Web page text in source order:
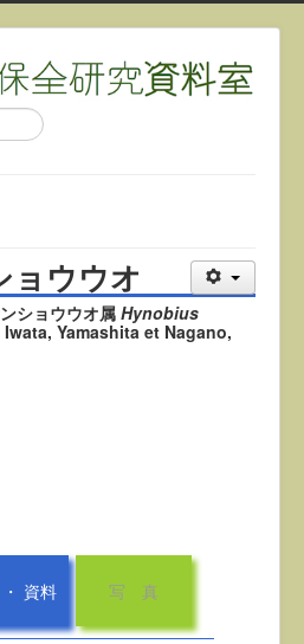
ョウウオ
ショウウオ属 Hynobius
Yamashita et Nagano,
資料 写 真